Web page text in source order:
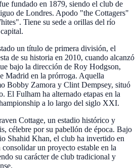
fundado en 1879, siendo el club de
de Londres. Apodo "the Cottagers"
Tiene su sede a orillas del río
un título de primera división, el
de su historia en 2010, cuando alcanzó
bajo la dirección de Roy Hodgson,
Madrid en la prórroga. Aquella
Bobby Zamora y Clint Dempsey, situó
El Fulham ha alternado etapas en la
a lo largo del siglo XXI.
Cottage, un estadio histórico y
célebre por su pabellón de época. Bajo
Shahid Khan, el club ha invertido en
un proyecto estable en la
su carácter de club tradicional y